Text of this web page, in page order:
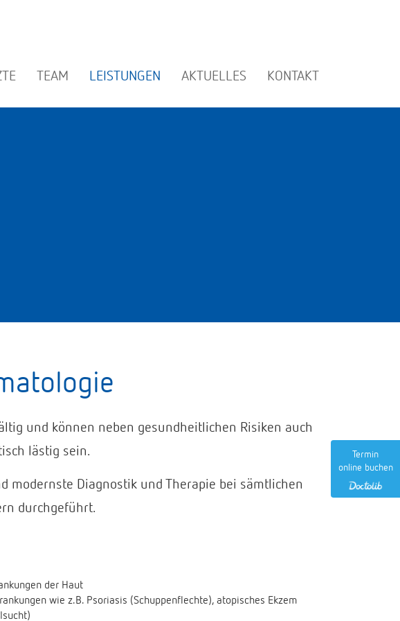
Termin
online buchen
TEAM LEISTUNGEN AKTUELLES KONTAKT
und können neben gesundheitlichen Risiken auch
lästig sein.
modernste Diagnostik und Therapie bei sämtlichen
durchgeführt.
der Haut
wie z.B. Psoriasis (Schuppenflechte), atopisches Ekzem